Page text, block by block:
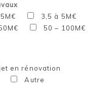
3,5 à 5M€
50 – 100M€
en rénovation
Autre